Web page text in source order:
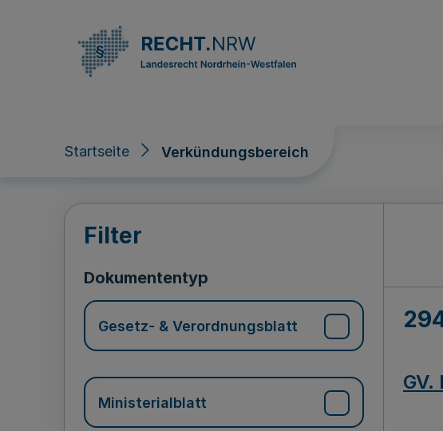
Startseite Verkündungsbereich
Verkündungsbereich
Filter
Dokumententyp
Gesetz- & Verordnungsblatt
Ministerialblatt